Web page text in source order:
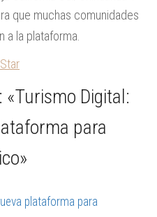
que muchas comunidades
a la plataforma.
«Turismo Digital:
para
plataforma para